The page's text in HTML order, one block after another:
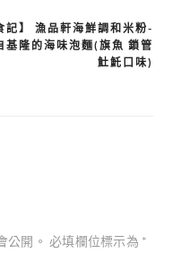
記】 漁品軒海鮮調和米粉-
基隆的海味泡麵(旗魚 鎖管
𩵚魠口味)
公開。 必填欄位標示為 *